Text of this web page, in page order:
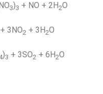
3)3 + NO + 2H2O
+ 3NO2 + 3H2O
)3 + 3SO2 + 6H2O